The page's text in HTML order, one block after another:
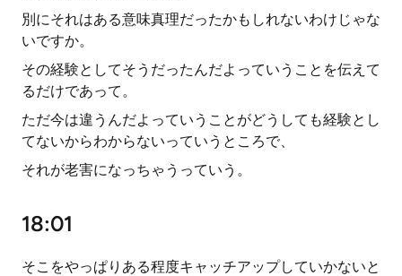
別にそれはある意味真理だったかもしれないわけじゃな
いですか。
その経験としてそうだったんだよっていうことを伝えて
るだけであって。
ただ今は違うんだよっていうことがどうしても経験とし
てないからわからないっていうところで、
それが老害になっちゃうっていう。
18:01
そこをやっぱりある程度キャッチアップしていかないと